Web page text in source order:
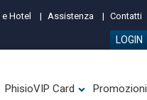
Hotel Assistenza Contatti
LOGIN
PhisioVIP Card Promozioni